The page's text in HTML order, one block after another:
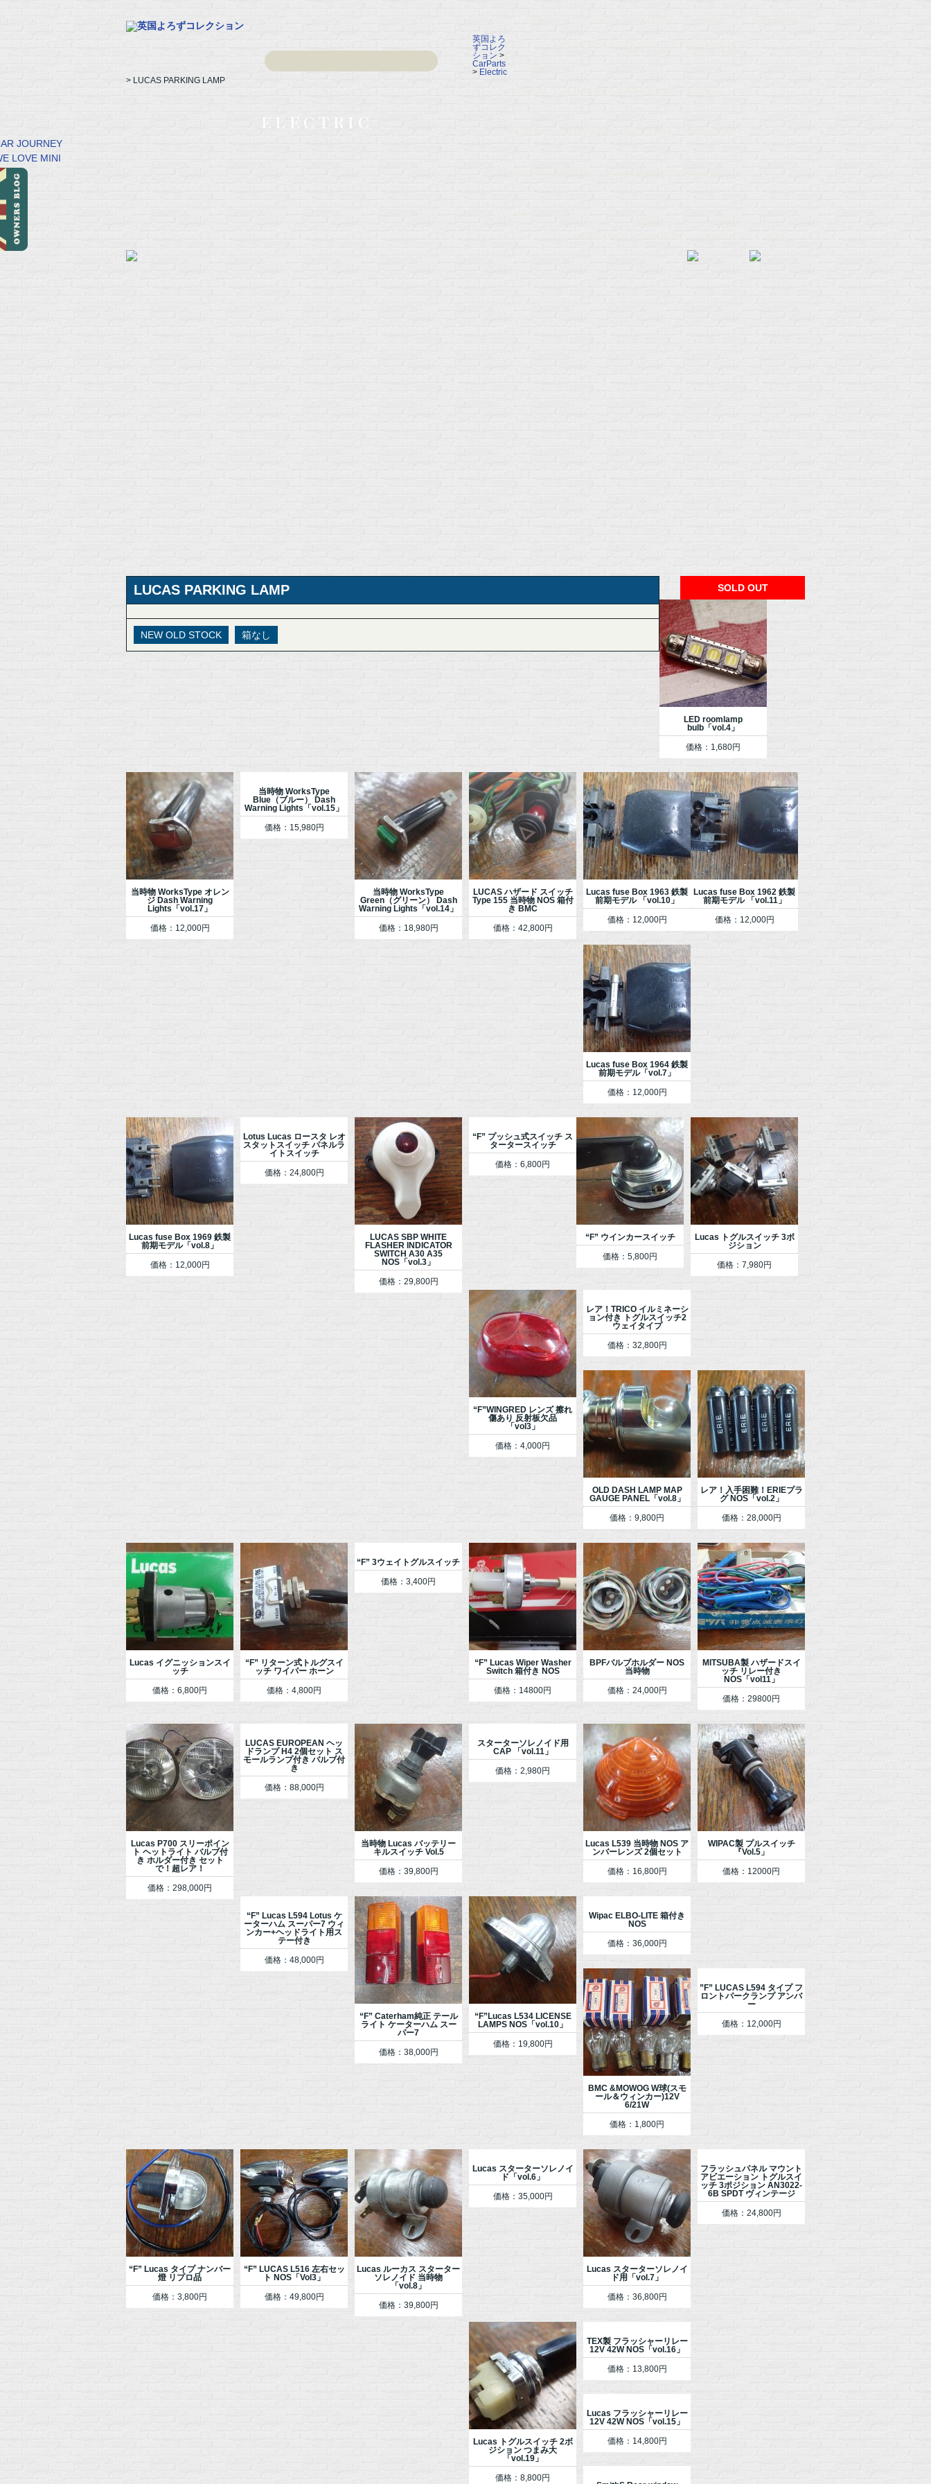
英国よろ
ずコレク
ション >
CarParts
> Electric
> LUCAS PARKING LAMP
LUCAS PARKING LAMP
NEW OLD STOCK 箱なし
SOLD OUT
electric
LED roomlamp
bulb「vol.4」
価格：1,680円
当時物 WorksType オレン
ジ Dash Warning
Lights「vol.17」
価格：12,000円
当時物 WorksType
Blue（ブルー） Dash
Warning Lights「vol.15」
価格：15,980円
当時物 WorksType
Green（グリーン） Dash
Warning Lights「vol.14」
価格：18,980円
LUCAS ハザード スイッチ
Type 155 当時物 NOS 箱付
き BMC
価格：42,800円
Lucas fuse Box 1963 鉄製
前期モデル 「vol.10」
価格：12,000円
Lucas fuse Box 1962 鉄製
前期モデル 「vol.11」
価格：12,000円
Lucas fuse Box 1964 鉄製
前期モデル「vol.7」
価格：12,000円
Lucas fuse Box 1969 鉄製
前期モデル「vol.8」
価格：12,000円
Lotus Lucas ロースタ レオ
スタットスイッチ パネルラ
イトスイッチ
価格：24,800円
LUCAS SBP WHITE
FLASHER INDICATOR
SWITCH A30 A35
NOS「vol.3」
価格：29,800円
“F” プッシュ式スイッチ ス
タータースイッチ
価格：6,800円
“F” ウインカースイッチ
価格：5,800円
Lucas トグルスイッチ 3ボ
ジション
価格：7,980円
“F”WINGRED レンズ 擦れ
傷あり 反射板欠品
「vol3」
価格：4,000円
レア！TRICO イルミネーシ
ョン付き トグルスイッチ2
ウェイタイプ
価格：32,800円
OLD DASH LAMP MAP
GAUGE PANEL「vol.8」
価格：9,800円
レア！入手困難！ERIEプラ
グ NOS「vol.2」
価格：28,000円
Lucas イグニッションスイ
ッチ
価格：6,800円
“F” リターン式トルグスイ
ッチ ワイパー ホーン
価格：4,800円
“F” 3ウェイトグルスイッチ
価格：3,400円
“F” Lucas Wiper Washer
Switch 箱付き NOS
価格：14800円
BPFバルブホルダー NOS
当時物
価格：24,000円
MITSUBA製 ハザードスイ
ッチ リレー付き
NOS「vol11」
価格：29800円
Lucas P700 スリーポイン
ト ヘットライト バルブ付
き ホルダー付き セット
で！超レア！
価格：298,000円
LUCAS EUROPEAN ヘッ
ドランプ H4 2個セット ス
モールランプ付き バルブ付
き
価格：88,000円
当時物 Lucas バッテリー
キルスイッチ Vol.5
価格：39,800円
スターターソレノイド用
CAP 「vol.11」
価格：2,980円
Lucas L539 当時物 NOS ア
ンバーレンズ 2個セット
価格：16,800円
WIPAC製 プルスイッチ
『Vol.5」
価格：12000円
“F” Lucas L594 Lotus ケ
ーターハム スーパー7 ウィ
ンカー+ヘッドライト用ス
テー付き
価格：48,000円
“F” Caterham純正 テール
ライト ケーターハム スー
パー7
価格：38,000円
“F”Lucas L534 LICENSE
LAMPS NOS「vol.10」
価格：19,800円
Wipac ELBO-LITE 箱付き
NOS
価格：36,000円
BMC &MOWOG W球(スモ
ール＆ウィンカー)12V
6/21W
価格：1,800円
”F” LUCAS L594 タイプ フ
ロントパークランプ アンバ
ー
価格：12,000円
“F” Lucas タイプ ナンバー
燈 リプロ品
価格：3,800円
“F” LUCAS L516 左右セッ
ト NOS「Vol3」
価格：49,800円
Lucas ルーカス スターター
ソレノイド 当時物
「vol.8」
価格：39,800円
Lucas スターターソレノイ
ド「vol.6」
価格：35,000円
Lucas スターターソレノイ
ド用「vol.7」
価格：36,800円
フラッシュパネル マウント
アビエーション トグルスイ
ッチ 3ポジション AN3022-
6B SPDT ヴィンテージ
価格：24,800円
Lucas トグルスイッチ 2ボ
ジション つまみ大
「vol.19」
価格：8,800円
TEX製 フラッシャーリレー
12V 42W NOS「vol.16」
価格：13,800円
Lucas フラッシャーリレー
12V 42W NOS「vol.15」
価格：14,800円